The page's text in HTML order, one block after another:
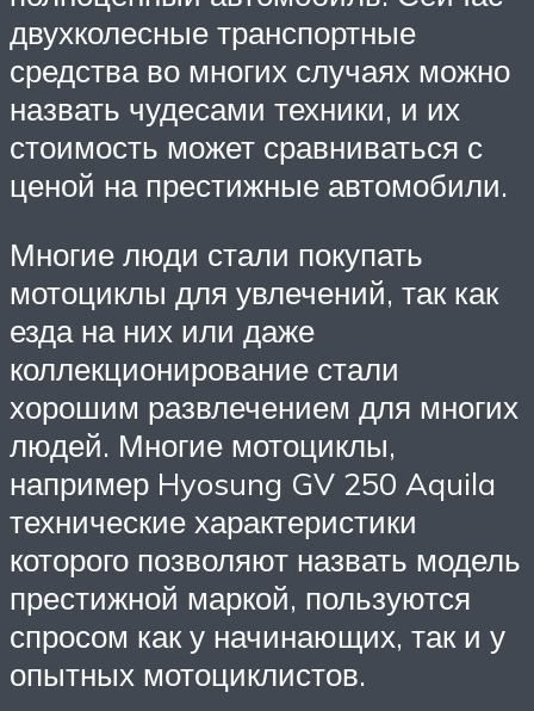
двухколесные транспортные
средства во многих случаях можно
назвать чудесами техники, и их
стоимость может сравниваться с
ценой на престижные автомобили.
Многие люди стали покупать
мотоциклы для увлечений, так как
езда на них или даже
коллекционирование стали
хорошим развлечением для многих
людей. Многие мотоциклы,
например Hyosung GV 250 Aquila
технические характеристики
которого позволяют назвать модель
престижной маркой, пользуются
спросом как у начинающих, так и у
опытных мотоциклистов.